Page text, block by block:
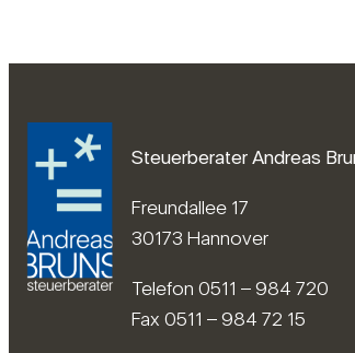
Steuerberater Andreas
Freundallee 17
30173 Hannover
Telefon 0511 – 984 720
Fax 0511 – 984 72 15